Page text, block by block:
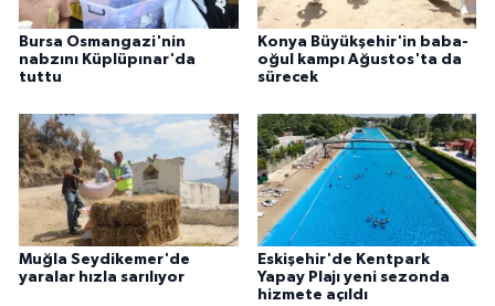
Bursa Osmangazi'nin
nabzını Küplüpınar'da
tuttu
Konya Büyükşehir'in baba-
oğul kampı Ağustos'ta da
sürecek
Muğla Seydikemer'de
yaralar hızla sarılıyor
Eskişehir'de Kentpark
Yapay Plajı yeni sezonda
hizmete açıldı